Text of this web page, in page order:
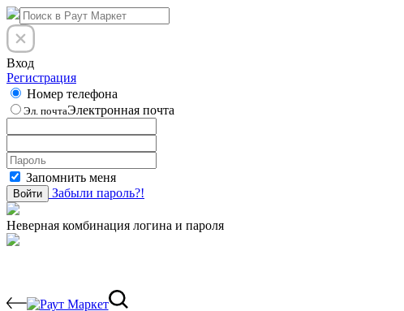
Вход
Регистрация
Номер телефона
Эл. почтаЭлектронная почта
Запомнить меня
Войти Забыли пароль?!
Неверная комбинация логина и пароля